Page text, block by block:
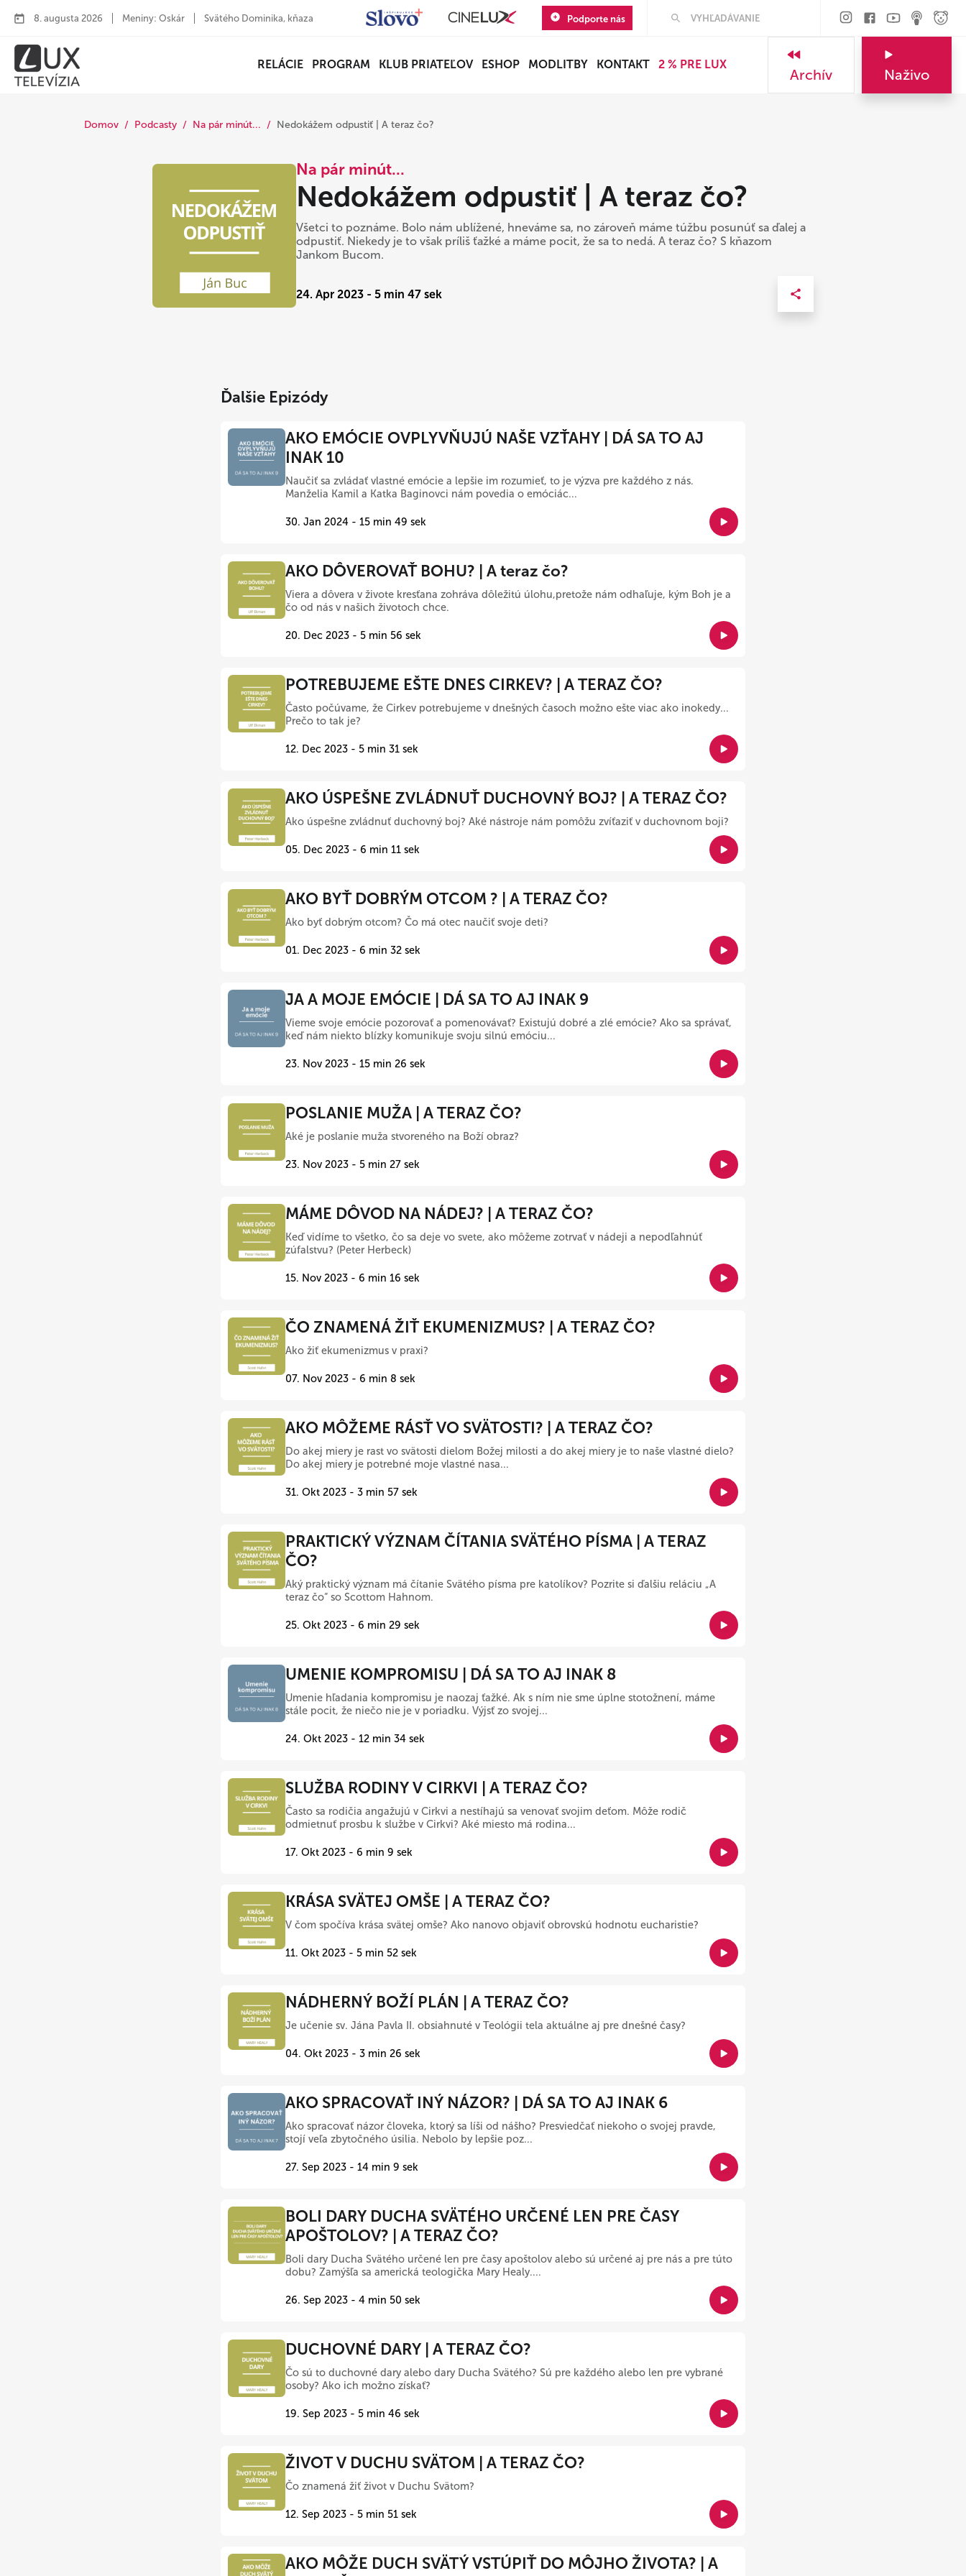
8. augusta 2026 Meniny: Oskár Svätého Dominika, kňaza Podporte nás
RELÁCIE PROGRAM KLUB PRIATEĽOV ESHOP MODLITBY KONTAKT 2 % PRE LUX
Archív Naživo
Domov Podcasty Na pár minút... Nedokážem odpustiť | A teraz čo?
Na pár minút...
Nedokážem odpustiť | A teraz čo?
Všetci to poznáme. Bolo nám ublížené, hneváme sa, no zároveň máme túžbu posunúť sa ďalej a
odpustiť. Niekedy je to však príliš ťažké a máme pocit, že sa to nedá. A teraz čo? S kňazom
Jankom Bucom.
24. Apr 2023 - 5 min 47 sek
Ďalšie Epizódy
AKO EMÓCIE OVPLYVŇUJÚ NAŠE VZŤAHY | DÁ SA TO AJ
INAK 10
Naučiť sa zvládať vlastné emócie a lepšie im rozumieť, to je výzva pre každého z nás.
Manželia Kamil a Katka Baginovci nám povedia o emóciác...
30. Jan 2024 - 15 min 49 sek
AKO DÔVEROVAŤ BOHU? | A teraz čo?
Viera a dôvera v živote kresťana zohráva dôležitú úlohu,pretože nám odhaľuje, kým Boh je a
čo od nás v našich životoch chce.
20. Dec 2023 - 5 min 56 sek
POTREBUJEME EŠTE DNES CIRKEV? | A TERAZ ČO?
Často počúvame, že Cirkev potrebujeme v dnešných časoch možno ešte viac ako inokedy...
Prečo to tak je?
12. Dec 2023 - 5 min 31 sek
AKO ÚSPEŠNE ZVLÁDNUŤ DUCHOVNÝ BOJ? | A TERAZ ČO?
Ako úspešne zvládnuť duchovný boj? Aké nástroje nám pomôžu zvíťaziť v duchovnom boji?
05. Dec 2023 - 6 min 11 sek
AKO BYŤ DOBRÝM OTCOM ? | A TERAZ ČO?
Ako byť dobrým otcom? Čo má otec naučiť svoje deti?
01. Dec 2023 - 6 min 32 sek
JA A MOJE EMÓCIE | DÁ SA TO AJ INAK 9
Vieme svoje emócie pozorovať a pomenovávať? Existujú dobré a zlé emócie? Ako sa správať,
keď nám niekto blízky komunikuje svoju silnú emóciu...
23. Nov 2023 - 15 min 26 sek
POSLANIE MUŽA | A TERAZ ČO?
Aké je poslanie muža stvoreného na Boží obraz?
23. Nov 2023 - 5 min 27 sek
MÁME DÔVOD NA NÁDEJ? | A TERAZ ČO?
Keď vidíme to všetko, čo sa deje vo svete, ako môžeme zotrvať v nádeji a nepodľahnúť
zúfalstvu? (Peter Herbeck)
15. Nov 2023 - 6 min 16 sek
ČO ZNAMENÁ ŽIŤ EKUMENIZMUS? | A TERAZ ČO?
Ako žiť ekumenizmus v praxi?
07. Nov 2023 - 6 min 8 sek
AKO MÔŽEME RÁSŤ VO SVÄTOSTI? | A TERAZ ČO?
Do akej miery je rast vo svätosti dielom Božej milosti a do akej miery je to naše vlastné dielo?
Do akej miery je potrebné moje vlastné nasa...
31. Okt 2023 - 3 min 57 sek
PRAKTICKÝ VÝZNAM ČÍTANIA SVÄTÉHO PÍSMA | A TERAZ
ČO?
Aký praktický význam má čítanie Svätého písma pre katolíkov? Pozrite si ďalšiu reláciu „A
teraz čo“ so Scottom Hahnom.
25. Okt 2023 - 6 min 29 sek
UMENIE KOMPROMISU | DÁ SA TO AJ INAK 8
Umenie hľadania kompromisu je naozaj ťažké. Ak s ním nie sme úplne stotožnení, máme
stále pocit, že niečo nie je v poriadku. Výjsť zo svojej...
24. Okt 2023 - 12 min 34 sek
SLUŽBA RODINY V CIRKVI | A TERAZ ČO?
Často sa rodičia angažujú v Cirkvi a nestíhajú sa venovať svojim deťom. Môže rodič
odmietnuť prosbu k službe v Cirkvi? Aké miesto má rodina...
17. Okt 2023 - 6 min 9 sek
KRÁSA SVÄTEJ OMŠE | A TERAZ ČO?
V čom spočíva krása svätej omše? Ako nanovo objaviť obrovskú hodnotu eucharistie?
11. Okt 2023 - 5 min 52 sek
NÁDHERNÝ BOŽÍ PLÁN | A TERAZ ČO?
Je učenie sv. Jána Pavla II. obsiahnuté v Teológii tela aktuálne aj pre dnešné časy?
04. Okt 2023 - 3 min 26 sek
AKO SPRACOVAŤ INÝ NÁZOR? | DÁ SA TO AJ INAK 6
Ako spracovať názor človeka, ktorý sa líši od nášho? Presviedčať niekoho o svojej pravde,
stojí veľa zbytočného úsilia. Nebolo by lepšie poz...
27. Sep 2023 - 14 min 9 sek
BOLI DARY DUCHA SVÄTÉHO URČENÉ LEN PRE ČASY
APOŠTOLOV? | A TERAZ ČO?
Boli dary Ducha Svätého určené len pre časy apoštolov alebo sú určené aj pre nás a pre túto
dobu? Zamýšľa sa americká teologička Mary Healy....
26. Sep 2023 - 4 min 50 sek
DUCHOVNÉ DARY | A TERAZ ČO?
Čo sú to duchovné dary alebo dary Ducha Svätého? Sú pre každého alebo len pre vybrané
osoby? Ako ich možno získať?
19. Sep 2023 - 5 min 46 sek
ŽIVOT V DUCHU SVÄTOM | A TERAZ ČO?
Čo znamená žiť život v Duchu Svätom?
12. Sep 2023 - 5 min 51 sek
AKO MÔŽE DUCH SVÄTÝ VSTÚPIŤ DO MÔJHO ŽIVOTA? | A